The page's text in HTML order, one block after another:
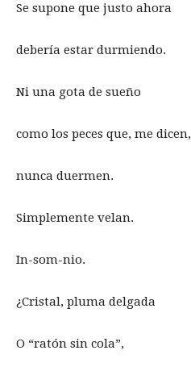
Se supone que justo ahora
debería estar durmiendo.
Ni una gota de sueño
como los peces que, me dicen,
nunca duermen.
Simplemente velan.
In-som-nio.
¿Cristal, pluma delgada
O “ratón sin cola”,